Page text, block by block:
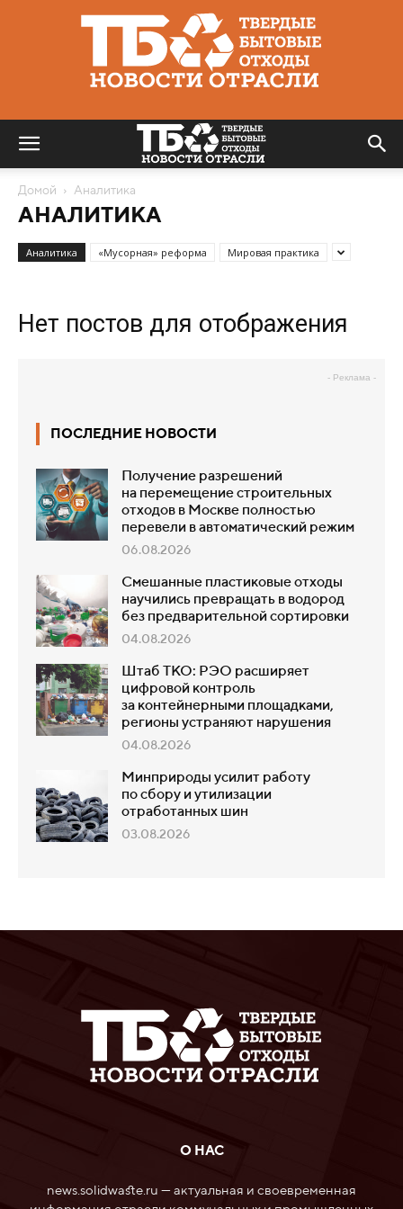
Твердые
бытовые
отходы
|
Домой Аналитика
АНАЛИТИКА
Аналитика «Мусорная» реформа Мировая практика
Нет постов для отображения
- Реклама -
ПОСЛЕДНИЕ НОВОСТИ
Получение разрешений
на перемещение строительных
отходов в Москве полностью
перевели в автоматический режим
06.08.2026
Смешанные пластиковые отходы
научились превращать в водород
без предварительной сортировки
04.08.2026
Штаб ТКО: РЭО расширяет
цифровой контроль
за контейнерными площадками,
регионы устраняют нарушения
04.08.2026
Минприроды усилит работу
по сбору и утилизации
отработанных шин
03.08.2026
О НАС
news.solidwaste.ru — актуальная и своевременная